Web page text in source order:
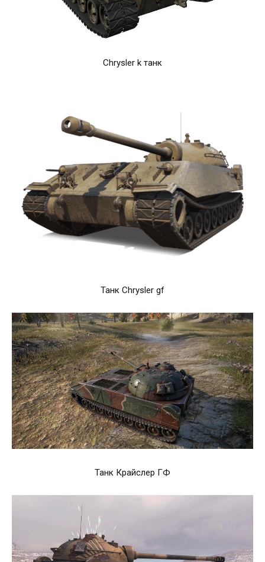
Chrysler k танк
Танк Chrysler gf
Танк Крайслер ГФ